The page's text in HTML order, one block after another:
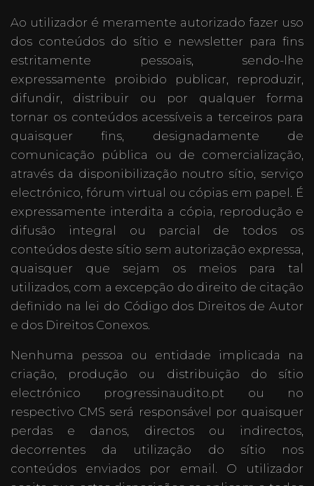
Ao utilizador é meramente autorizado fazer uso
dos conteúdos do sítio e newsletter para fins
estritamente pessoais, sendo-lhe
expressamente proibido publicar, reproduzir,
difundir, distribuir ou por qualquer forma
tornar os conteúdos acessíveis a terceiros para
quaisquer fins, designadamente de
comunicação pública ou de comercialização,
através da disponibilização noutro sítio, serviço
electrónico, fórum virtual ou cópias em papel. É
expressamente interdita a cópia, reprodução e
difusão integral ou parcial de todos os
conteúdos deste sítio sem autorização expressa,
quaisquer que sejam os meios para tal
utilizados, com a excepção do direito de citação
definido na lei do Código dos Direitos de Autor
e dos Direitos Conexos.
Nenhuma pessoa ou entidade implicada na
criação, produção ou distribuição do sítio
electrónico progressinaudito.pt ou no
respectivo CMS será responsável por quaisquer
perdas e danos, directos ou indirectos,
decorrentes da utilização do sítio nos
conteúdos enviados por email. O utilizador